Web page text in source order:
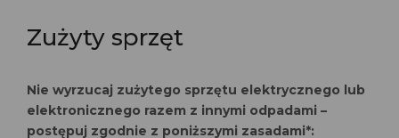
Zużyty sprzęt
Nie wyrzucaj zużytego sprzętu elektrycznego lub
elektronicznego razem z innymi odpadami –
postępuj zgodnie z poniższymi zasadami*: